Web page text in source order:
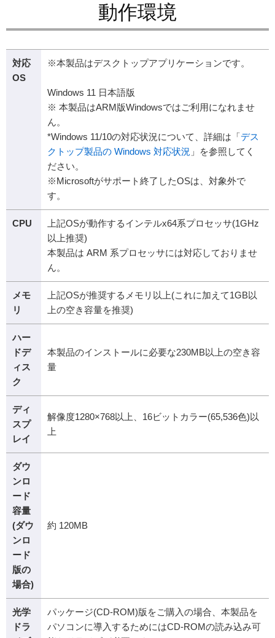
動作環境
対応
OS
※本製品はデスクトップアプリケーションです。
Windows 11 日本語版
※ 本製品はARM版Windowsではご利用になれませ
ん。
*Windows 11/10の対応状況について、詳細は「デス
クトップ製品の Windows 対応状況 」を参照してく
ださい。
※Microsoftがサポート終了したOSは、対象外で
す。
CPU
上記OSが動作するインテルx64系プロセッサ(1GHz
以上推奨)
本製品は ARM 系プロセッサには対応しておりませ
ん。
メモ
リ
上記OSが推奨するメモリ以上(これに加えて1GB以
上の空き容量を推奨)
ハー
ドデ
ィス
ク
本製品のインストールに必要な230MB以上の空き容
量
ディ
スプ
レイ
解像度1280×768以上、16ビットカラー(65,536色)以
上
ダウ
ンロ
ード
容量
(ダウ
ンロ
ード
版の
場合)
約 120MB
光学
ドラ
パッケージ(CD-ROM)版をご購入の場合、本製品を
パソコンに導入するためにはCD-ROMの読み込み可